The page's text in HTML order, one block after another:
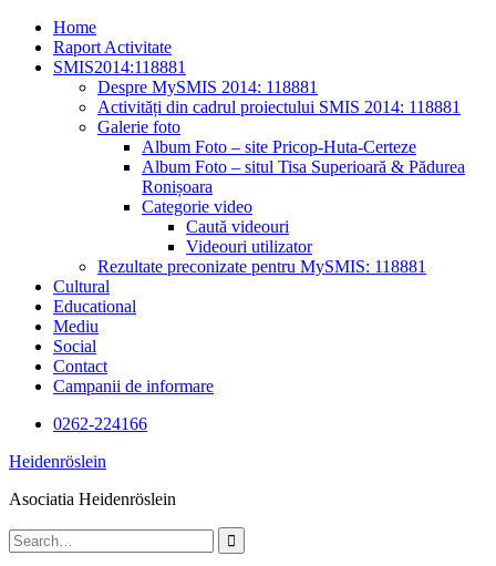
Skip
content
Home
Raport Activitate
SMIS2014:118881
Despre MySMIS 2014: 118881
Activități din cadrul proiectului SMIS 2014: 118881
Galerie foto
Album Foto – site Pricop-Huta-Certeze
Album Foto – situl Tisa Superioară & Pădurea
Ronișoara
Categorie video
Caută videouri
Videouri utilizator
Rezultate preconizate pentru MySMIS: 118881
Cultural
Educational
Mediu
Social
Contact
Campanii de informare
0262-224166
Heidenröslein
Asociatia Heidenröslein
Search
for: